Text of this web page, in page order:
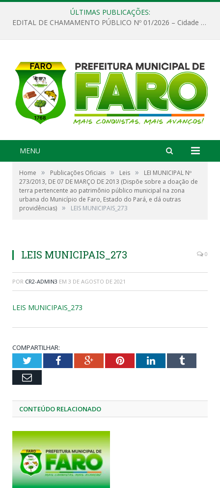
ÚLTIMAS PUBLICAÇÕES:
EDITAL DE CHAMAMENTO PÚBLICO Nº 01/2026 – Cidade de Faro
MENU
Home » Publicações Oficiais » Leis »
LEI MUNICIPAL Nº
273/2013, DE 07 DE MARÇO DE 2013 (Dispõe sobre a doação de
terra pertencente ao patrimônio público municipal na zona
urbana do Município de Faro, Estado do Pará, e dá outras
providências) » LEIS MUNICIPAIS_273
LEIS MUNICIPAIS_273 0
POR CR2-ADMIN3 EM 3 DE AGOSTO DE 2021
LEIS MUNICIPAIS_273
COMPARTILHAR:
TwitterFacebookGoogle+PinterestLinkedInTumblr
Email
CONTEÚDO RELACIONADO